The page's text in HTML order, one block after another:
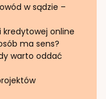
w sądzie –
kredytowej online
ma sens?
warto oddać